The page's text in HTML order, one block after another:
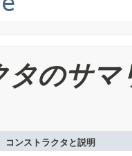
タのサマ
コンストラクタと説明